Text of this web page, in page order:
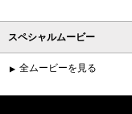
スペシャルムービー
全ムービーを見る